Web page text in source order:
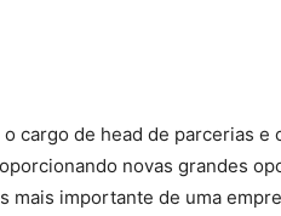
cargo de head de parcerias e
novas grandes
mais importante de uma